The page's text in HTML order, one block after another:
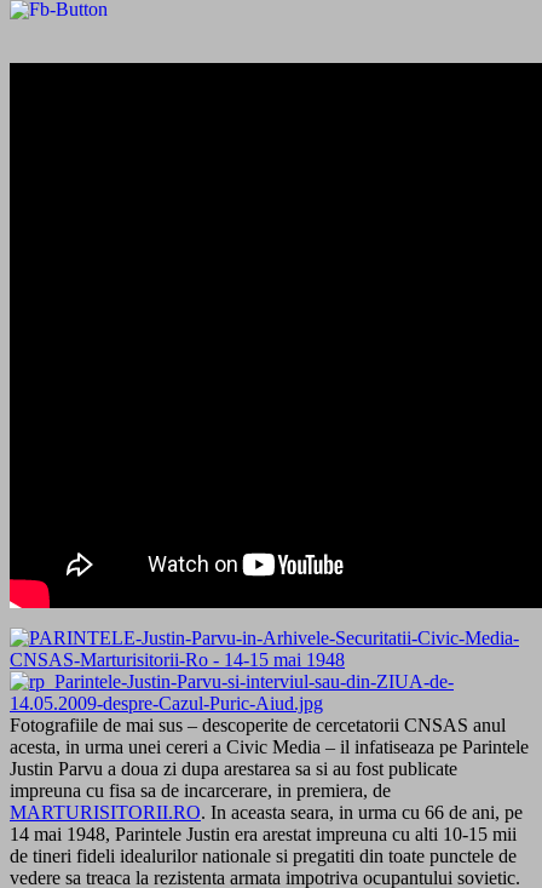
Fotografiile de mai sus – descoperite de cercetatorii CNSAS anul
acesta, in urma unei cereri a Civic Media – il infatiseaza pe Parintele
Justin Parvu a doua zi dupa arestarea sa si au fost publicate
impreuna cu fisa sa de incarcerare, in premiera, de
MARTURISITORII.RO. In aceasta seara, in urma cu 66 de ani, pe
14 mai 1948, Parintele Justin era arestat impreuna cu alti 10-15 mii
de tineri fideli idealurilor nationale si pregatiti din toate punctele de
vedere sa treaca la rezistenta armata impotriva ocupantului sovietic.